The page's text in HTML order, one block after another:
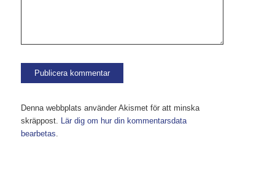
Denna webbplats använder Akismet för att minska
skräppost. Lär dig om hur din kommentarsdata
bearbetas